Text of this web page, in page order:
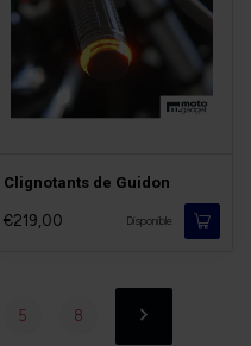
Clignotants de Guidon
€219,00 Disponible
5 8